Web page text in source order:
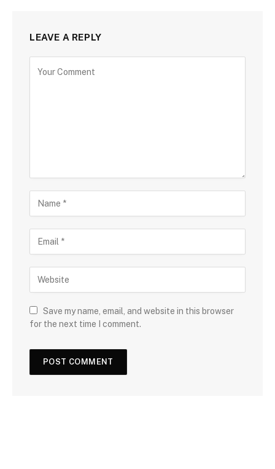
LEAVE A REPLY
Save my name, email, and website in this browser
for the next time I comment.